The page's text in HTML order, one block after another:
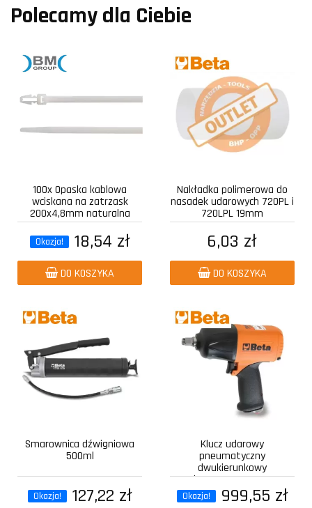
Polecamy dla Ciebie
100x Opaska kablowa
wciskana na zatrzask
200x4,8mm naturalna
Okazja! 18,54 zł
DO KOSZYKA
Nakładka polimerowa do
nasadek udarowych 720PL i
720LPL 19mm
6,03 zł
DO KOSZYKA
Smarownica dźwigniowa
500ml
Okazja! 127,22 zł
Klucz udarowy
pneumatyczny
dwukierunkowy
kompozytowy z...
Okazja! 999,55 zł